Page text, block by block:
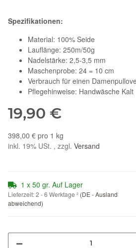
Spezifikationen:
Material: 100% Seide
Lauflänge: 250m/50g
Nadelstärke: 2,5-3,5 mm
Maschenprobe: 24 = 10 cm
Verbrauch für einen
Pflegehinweise: Handwäsche Kalt
19,90 €
398,00 € pro 1 kg
inkl. 19% USt. , zzgl. Versand
1 x 50 gr. Auf Lager
Lieferzeit:2 - 6 Werktage ² (DE - Ausland
abweichend)